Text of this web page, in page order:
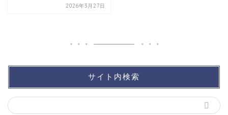
2026年3月27日
サイト内検索